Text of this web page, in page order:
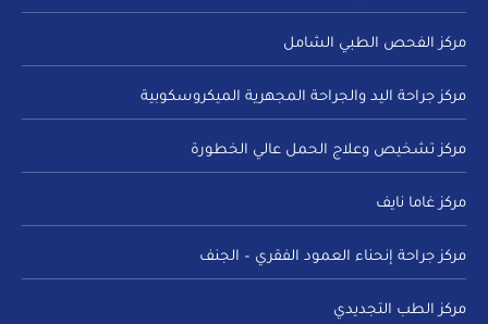
مركز الفحص الطبي الشامل
مركز جراحة اليد والجراحة المجهرية الميكروسكوبية
مركز تشخيص وعلاج الحمل عالي الخطورة
مركز غاما نايف
مركز جراحة إنحناء العمود الفقري – الجنف
مركز الطب التجديدي